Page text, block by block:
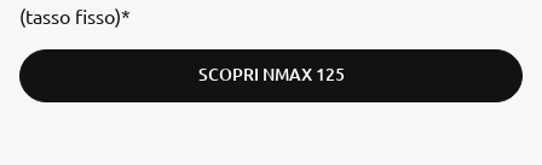
(tasso fisso)*
SCOPRI NMAX 125